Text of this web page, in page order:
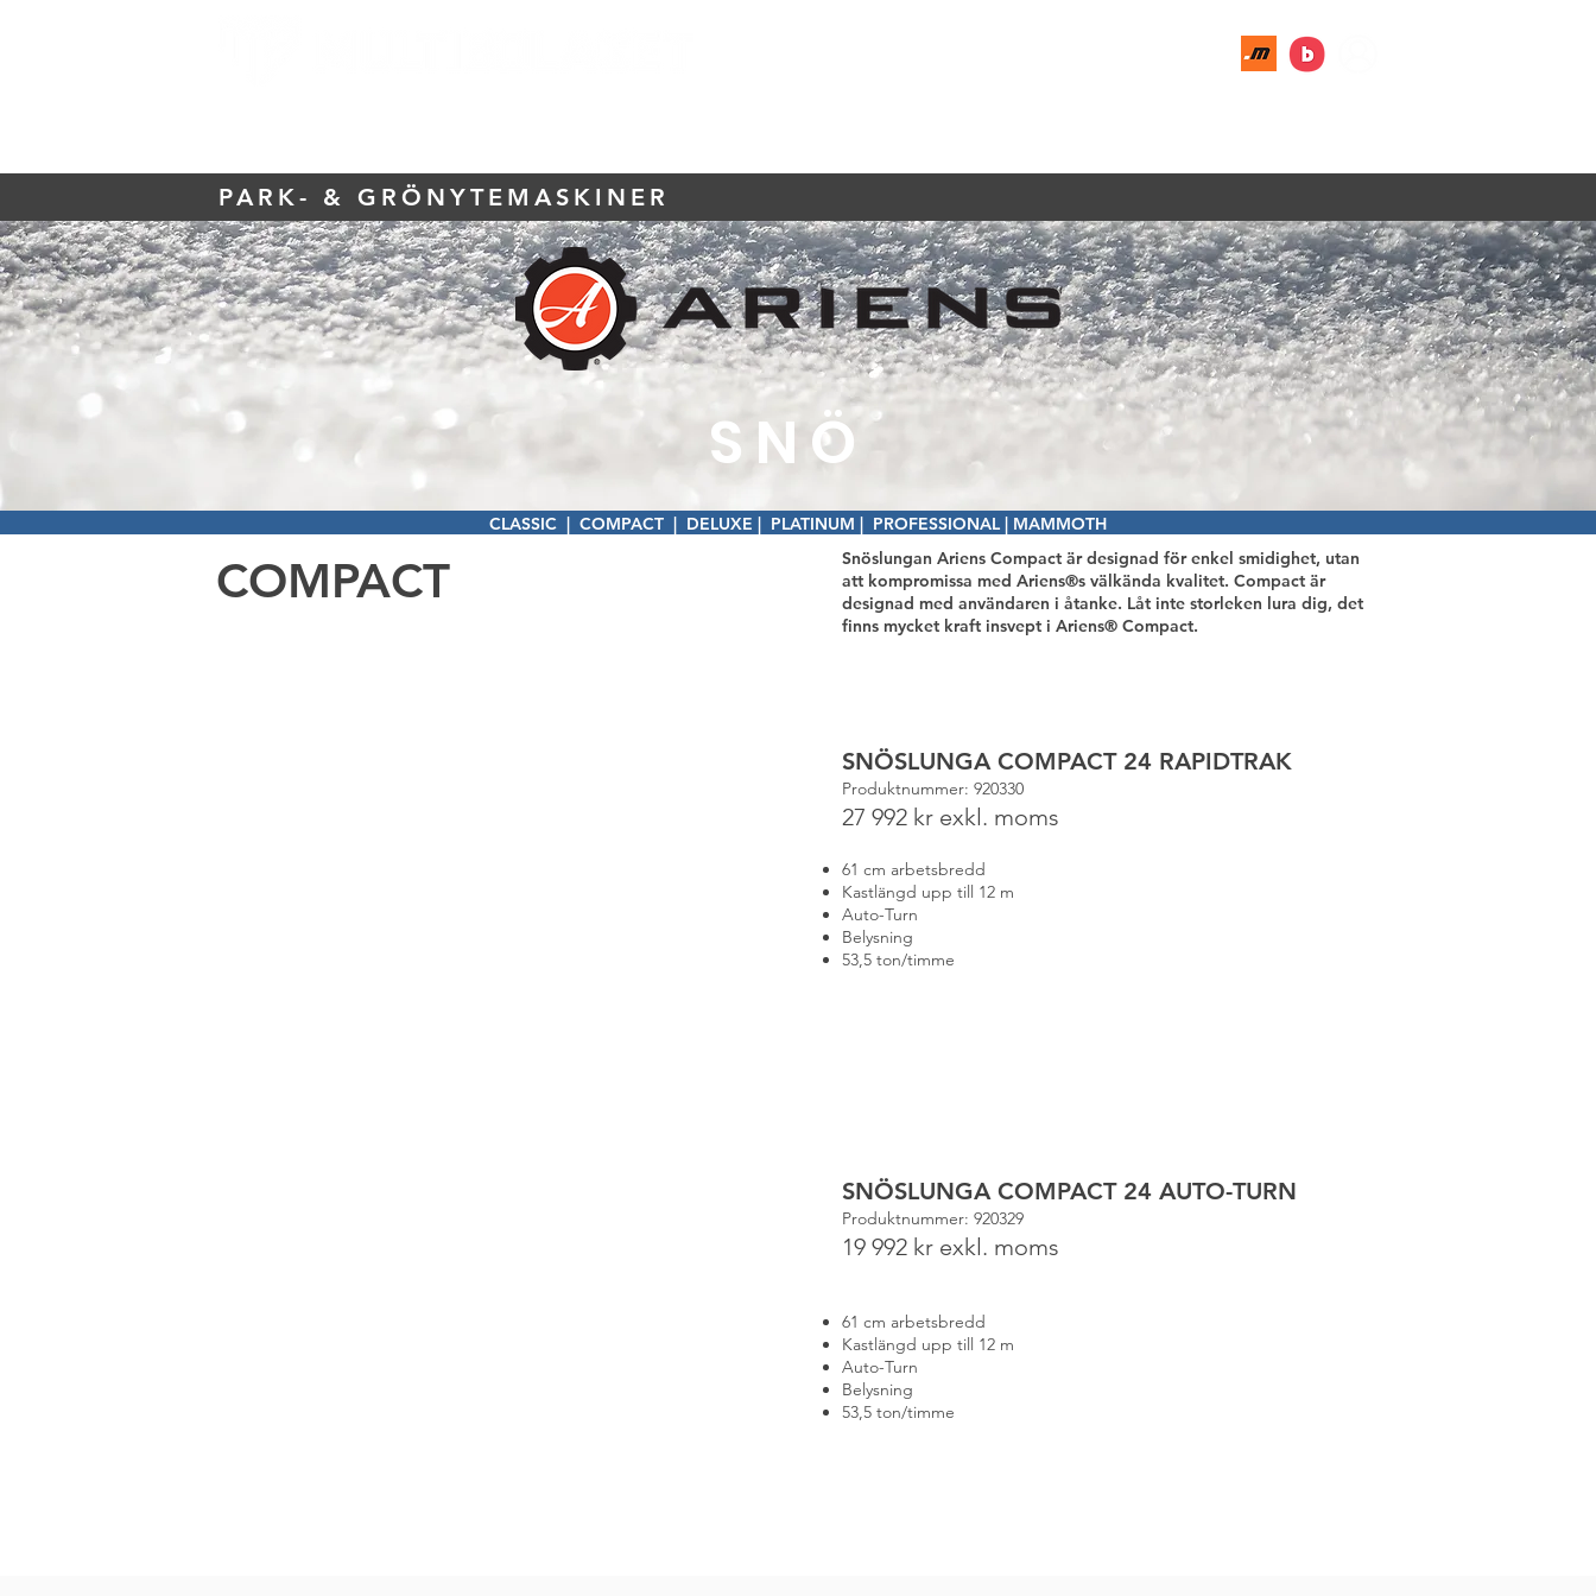
PARK- & GRÖNYTEMASKINER
SNÖ
CLASSIC | COMPACT | DELUXE | PLATINUM | PROFESSIONAL| MAMMOTH
COMPACT
Snöslungan Ariens Compact är designad för enkel smidighet, utan
att kompromissa med Ariens®s välkända kvalitet. Compact är
designad med användaren i åtanke. Låt inte storleken lura dig, det
finns mycket kraft insvept i Ariens® Compact.
SNÖSLUNGA COMPACT 24 RAPIDTRAK
Produktnummer: 920330
27 992 kr exkl. moms
61 cm arbetsbredd
Kastlängd upp till 12 m
Auto-Turn
Belysning
53,5 ton/timme
SNÖSLUNGA COMPACT 24 AUTO-TURN
Produktnummer: 920329
19 992 kr exkl. moms
61 cm arbetsbredd
Kastlängd upp till 12 m
Auto-Turn
Belysning
53,5 ton/timme